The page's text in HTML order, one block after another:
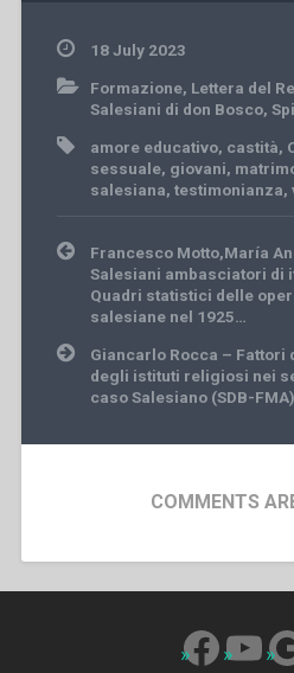
18 July 2023
Formazione, Lettera del
Salesiani di don Bosco,
amore educativo, castità,
sessuale, giovani,
salesiana, testimonianza,
Post
navigation
Francesco Motto,María
Salesiani ambasciatori di
Quadri statistici delle
salesiane nel 1925…
Giancarlo Rocca – Fattori
degli istituti religiosi nei
caso Salesiano (SDB-FMA)
COMMENTS